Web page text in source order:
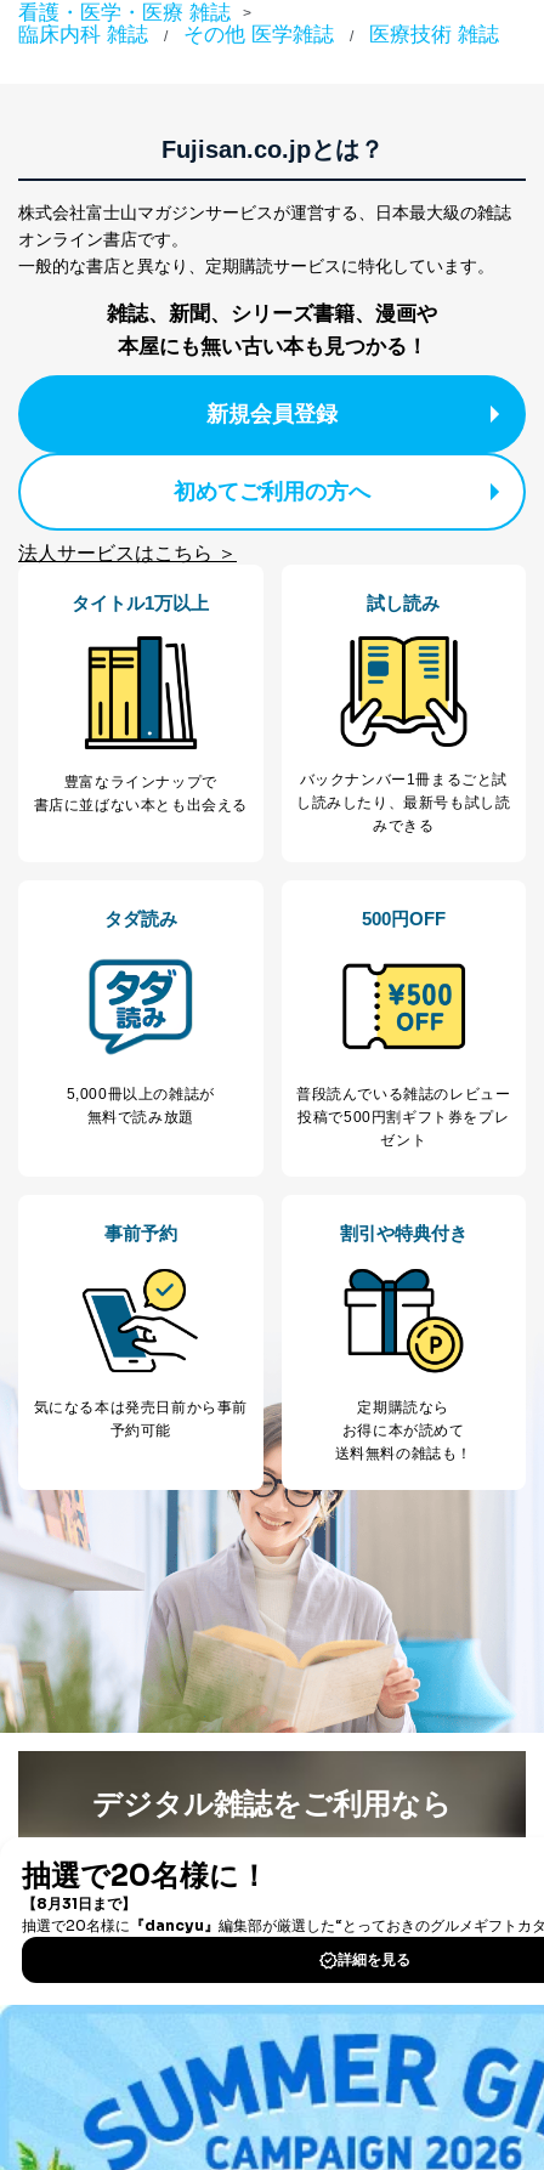
当社は、内部監査及びマネジメントレビューの機会を通
じて、個人情報保護マネジメントシステムを継続的に改
貴殿の個人情報及び当社の個人情報保護マネジメントシ
ステムに関するご相談及び苦情については以下までご連
絡ください。
適切、かつ迅速に対応させていただきます。
株式会社富士山マガジンサービス 個人情報問い合わせ
TEL：0570-200-223
FAX：03-5459-7073
cs@fujisan.co.jp
改訂：2025年2月20日
制定：2005年4月1日
個人情報の取扱いについて
１．個人情報保護管理者
当社は以下の個人情報保護管理者を設置し、個人情報保
用・提供・管理いたします。
東京都渋谷区南平台町16-11
株式会社富士山マガジンサービス
代表取締役会長 西野 伸一郎
田 嘉也
個人情報の種類 利用目的
当社の定期購読サ
ービス等をご利用
商品代金回収のため
ｅメール等による商品、サービ
ス、キャンペーン等の広告の案内
閲覧履歴や購買履歴等の情報を分
析して、趣味・嗜好に
応じた新商品・サービスに関する
人情報
当社カスタマーQ＆
Aサービス利用者
ｅメール等によるカスタマーQ＆A
サイトのサービス内容のご案内の
ｅメール等による商品、サービ
るご案内のため
採用応募者の方の
採用選考、ご連絡のため
5
当社の従業者の個
人事、総務などの雇用管理等のた
め
6
パートナー（提携
企業）からの委託
により当社の
定期購読サービス
等をご利用の方の
個人情報
購入商品配送のため
提携企業及びお客様がご購入され
た商品の発売元企業からのｅメー
ル等による商品、
サービス、キャンペーン等の広告
に関するご案内のため
7
SNS公式アカウン
トに登録された方
当社のサービス利用状況の把握お
よびその分析のため
お問い合わせ対応、トラブル対
その他当社のプライバシーポリシ
ー等にて公表する利用目的達成の
ため
※上記の利用目的のうちNo.1～5については保有個人デ
ータ（開示対象個人情報）の利用目的であり、下記4.の
開示等のご請求に対応させていただきます。
なお、6、7については、パートナー（提携企業）様又は
各SNS運営会社様にご請求いただきますようお願い致し
ます。
当社は、取得した個人情報を適切に管理し､あらかじめ
本人の同意を得ることなく第三者に提供することはあり
ません。ただし、次の場合は除きます。
法令に基づく場合
看護・医学・医療 雑誌 >
臨床内科 雑誌 / その他 医学雑誌 / 医療技術 雑誌
Fujisan.co.jpとは？
株式会社富士山マガジンサービスが運営する、
日本最大級の雑誌
オンライン書店です。
一般的な書店と異なり、 定期購読サービスに特化しています。
雑誌、新聞、シリーズ書籍、漫画や
本屋にも無い古い本も見つかる！
新規会員登録
初めてご利用の方へ
法人サービスはこちら ＞
タイトル1万以上
豊富なラインナップで
書店に並ばない本とも出会える
試し読み
バックナンバー1冊まるごと試
し読み したり、最新号も試し読
みできる
タダ読み
5,000冊以上の雑誌が
無料で読み放題
500円OFF
普段読んでいる雑誌のレビュー
投稿で500円割ギフト券をプレ
ゼント
事前予約
気になる本は発売日前から事前
予約可能
割引や特典付き
定期購読なら
お得に本が読めて
送料無料の雑誌も！
デジタル雑誌をご利用なら
書籍）が無料で読み放題！
DOWNLOAD FOR IOS
DOWNLOAD FOR ANDROID
ご利用方法はこちら